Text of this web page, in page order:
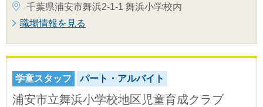
千葉県浦安市舞浜2-1-1 舞浜小学校内
職場情報を見る
学童スタッフ パート・アルバイト
浦安市立舞浜小学校地区児童育成クラブ